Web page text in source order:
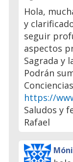
Hola,
y
seguir
aspectos
Sagrada y
Podrán
https://
Saludos y
Rafael